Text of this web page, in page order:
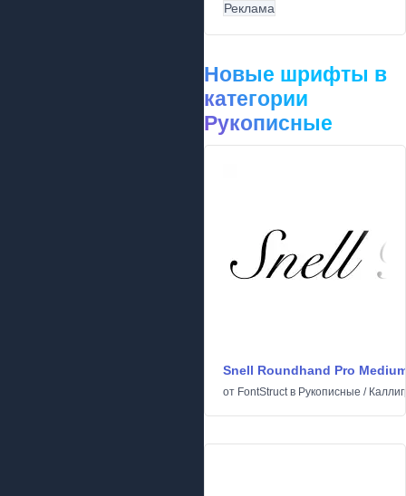
Реклама
Новые шрифты в
категории
Рукописные
Snell Roundhand Pro
от FontStructв Рукописные /